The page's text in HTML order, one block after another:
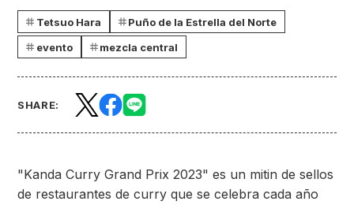
Tetsuo Hara
Puño de la Estrella del Norte
evento
mezcla central
SHARE:
"Kanda Curry Grand Prix 2023" es un mitin de sellos
de restaurantes de curry que se celebra cada año